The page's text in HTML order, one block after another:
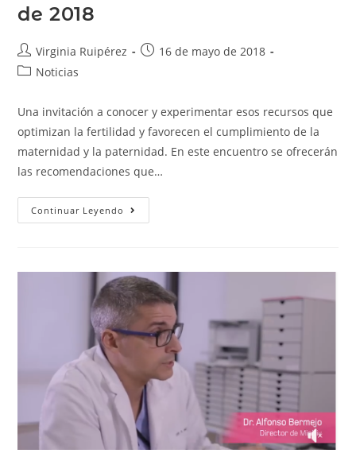
de 2018
Virginia Ruipérez
16 de mayo de 2018
Noticias
Una invitación a conocer y experimentar esos recursos que
optimizan la fertilidad y favorecen el cumplimiento de la
maternidad y la paternidad. En este encuentro se ofrecerán
las recomendaciones que…
Continuar Leyendo